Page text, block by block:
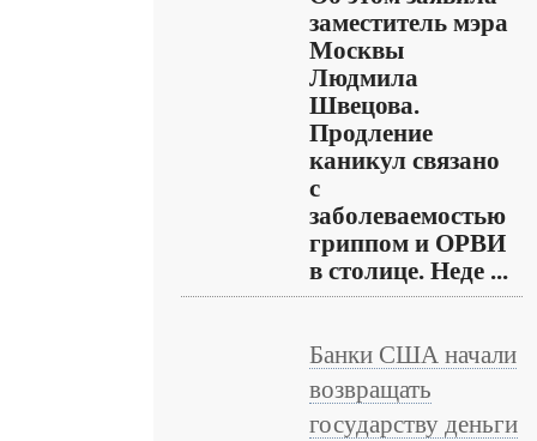
заместитель мэра
Москвы
Людмила
Швецова.
Продление
каникул связано
с
заболеваемостью
гриппом и ОРВИ
в столице. Неде ...
Банки США начали
возвращать
государству деньги